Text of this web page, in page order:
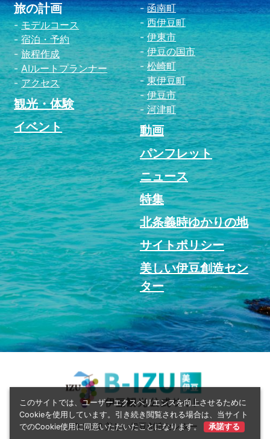
このサイトでは、ユーザーエクスペリエンスを向上させるために
Cookieを使用しています。引き続き閲覧される場合は、当サイト
でのCookie使用に同意いただいたことになります。
承諾する
旅の計画
モデルコース
宿泊・予約
旅程作成
AIルートプランナー
アクセス
観光・体験
イベント
函南町
西伊豆町
伊東市
伊豆の国市
松崎町
東伊豆町
伊豆市
河津町
動画
パンフレット
ニュース
特集
北条義時ゆかりの地
サイトポリシー
美しい伊豆創造セン
ター
© 2022 美しい伊豆創造センター